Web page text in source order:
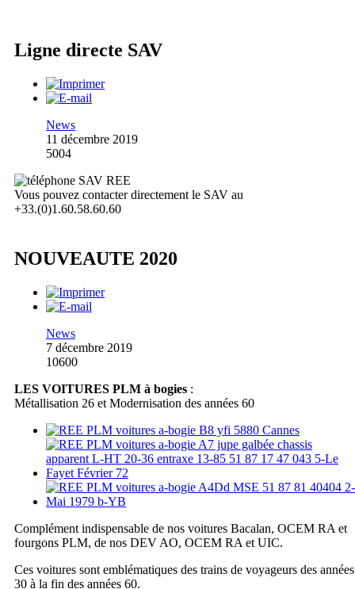
Ligne directe SAV
News
11 décembre 2019
5004
Vous pouvez contacter directement le SAV au
+33.(0)1.60.58.60.60
NOUVEAUTE 2020
News
7 décembre 2019
10600
LES VOITURES PLM à bogies :
Métallisation 26 et Modernisation des années 60
Complément indispensable de nos voitures Bacalan, OCEM RA et
fourgons PLM, de nos DEV AO, OCEM RA et UIC.
Ces voitures sont emblématiques des trains de voyageurs des années
30 à la fin des années 60.